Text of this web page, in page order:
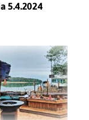
5.4.2024